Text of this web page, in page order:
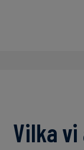
Vilka vi